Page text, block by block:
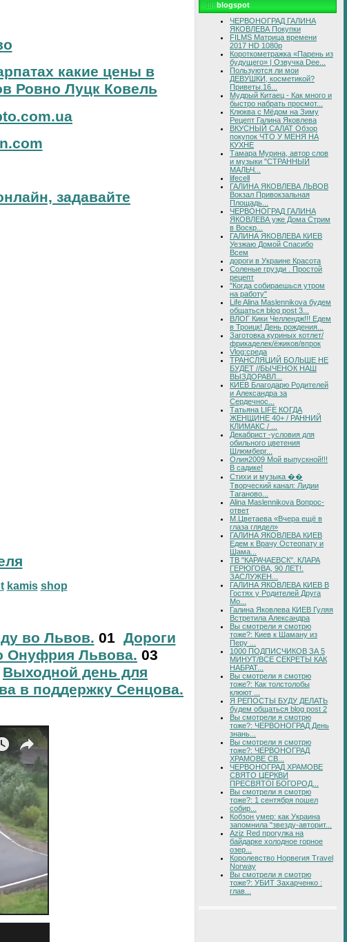
какие цены в
Ровно Луцк Ковель
задавайте
kamis shop
во Львов. 01 Дороги
Онуфрия Львова. 03
Выходной день для
в поддержку Сенцова.
blogspot
ЧЕРВОНОГРАД ГАЛИНА
ЯКОВЛЕВА Покупки
FILMS Матрица времени
2017 HD 1080p
Короткометражка «Парень из
будущего» | Озвучка Dee...
Пользуются ли мои
ДЕВУШКИ, косметикой?
Приветы.16...
Мудрый Китаец - Как много и
быстро набрать просмот...
Клюква с Мёдом на Зиму
Рецепт Галина Яковлева
ВКУСНЫЙ САЛАТ Обзор
покупок ЧТО У МЕНЯ НА
КУХНЕ
Тамара Мурина, автор слов
и музыки "СТРАННЫЙ
МАЛЬЧ...
lifecell
ГАЛИНА ЯКОВЛЕВА ЛЬВОВ
Вокзал Привокзальная
Площадь...
ЧЕРВОНОГРАД ГАЛИНА
ЯКОВЛЕВА уже Дома Стрим
в Воскр...
ГАЛИНА ЯКОВЛЕВА КИЕВ
Уезжаю Домой Спасибо
Всем
дороги в Украине Красота
Соленые грузди . Простой
рецепт
"Когда собираешься утром
на работу"
Life Alina Maslennikova будем
общаться blog post 3...
ВЛОГ Кики Челлендж!!! Едем
в Троицк! День рождения...
Заготовка куриных котлет/
фрикаделек/ёжиков/впрок
Vlog:среда
ТРАНСЛЯЦИЙ БОЛЬШЕ НЕ
БУДЕТ //БЫЧЕНОК НАШ
ВЫЗДОРАВЛ...
КИЕВ Благодарю Родителей
и Александра за
Сердечнос...
Татьяна LIFE КОГДА
ЖЕНЩИНЕ 40+ / РАННИЙ
КЛИМАКС / ...
Декабрист -условия для
обильного цветения
Шлюмберг...
Олия2009 Мой выпускной!!!
В садике!
Стихи и музыка ��
Творческий канал: Лидии
Таганово...
Alina Maslennikova Вопрос-
ответ
М.Цветаева «Вчера ещё в
глаза глядел»
ГАЛИНА ЯКОВЛЕВА КИЕВ
Едем к Врачу Остеопату и
Шама...
ТВ "КАРАЧАЕВСК". КЛАРА
ГЕРЮГОВА, 90 ЛЕТ!.
ЗАСЛУЖЕН...
ГАЛИНА ЯКОВЛЕВА КИЕВ В
Гостях у Родителей Друга
Мо...
Галина Яковлева КИЕВ Гуляя
Встретила Александра
Вы смотрели я смотрю
тоже?: Киев к Шаману из
Перу ...
1000 ПОДПИСЧИКОВ ЗА 5
МИНУТ/ВСЕ СЕКРЕТЫ КАК
НАБРАТ...
Вы смотрели я смотрю
тоже?: Как толстолобы
клюют ...
Я РЕПОСТЫ БУДУ ДЕЛАТЬ
будем общаться blog post 2
Вы смотрели я смотрю
тоже?: ЧЕРВОНОГРАД День
знань...
Вы смотрели я смотрю
тоже?: ЧЕРВОНОГРАД
ХРАМОВЕ СВ...
ЧЕРВОНОГРАД ХРАМОВЕ
СВЯТО ЦЕРКВИ
ПРЕСВЯТОЇ БОГОРОД...
Вы смотрели я смотрю
тоже?: 1 сентября пошел
собир...
Кобзон умер: как Украина
запомнила "звезду-авторит...
Aziz Red прогулка на
байдарке холодное горное
озер...
Королевство Норвегия Travel
Norway
Вы смотрели я смотрю
тоже?: УБИТ Захарченко :
глав...